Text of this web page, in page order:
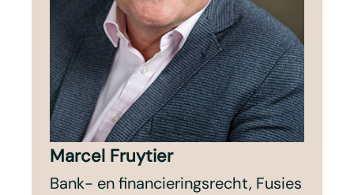
Marcel Fruytier
Bank- en financieringsrecht, Fusies